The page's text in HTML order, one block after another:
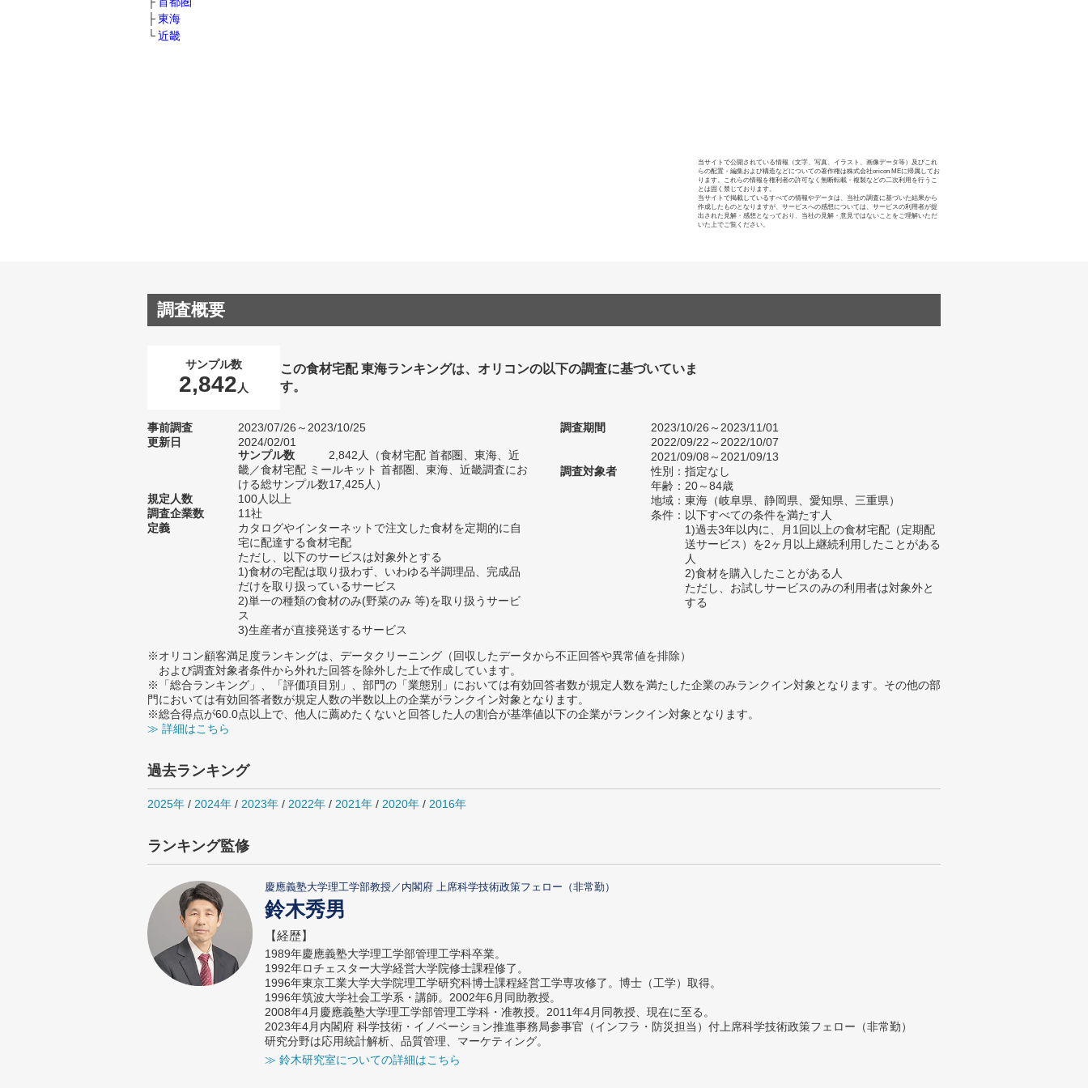
東海
近畿
当サイトで公開されている情報（文字、写真、イラスト、画像データ等）及びこれ
らの配置・編集および構造などについての著作権は株式会社oricon MEに帰属してお
ります。これらの情報を権利者の許可なく無断転載・複製などの二次利用を行うこ
とは固く禁じております。
当サイトで掲載しているすべての情報やデータは、当社の調査に基づいた結果から
作成したものとなりますが、サービスへの感想については、サービスの利用者が提
出された見解・感想となっており、当社の見解・意見ではないことをご理解いただ
いた上でご覧ください。
調査概要
サンプル数
2,842 人
この食材宅配 東海ランキングは、オリコンの以下の調査に基づいていま
す。
事前調査
2023/07/26～2023/10/25
更新日
2024/02/01
サンプル数
2,842人（食材宅配 首都圏、東海、近
畿／食材宅配 ミールキット 首都圏、東海、近畿調査にお
ける総サンプル数17,425人）
規定人数
100人以上
調査企業数
11社
定義
カタログやインターネットで注文した食材を定期的に自
宅に配達する食材宅配
ただし、以下のサービスは対象外とする
1)食材の宅配は取り扱わず、いわゆる半調理品、完成品
だけを取り扱っているサービス
2)単一の種類の食材のみ(野菜のみ 等)を取り扱うサービ
ス
3)生産者が直接発送するサービス
調査期間
2023/10/26～2023/11/01
2022/09/22～2022/10/07
2021/09/08～2021/09/13
調査対象者
性別：指定なし
年齢：20～84歳
地域：東海（岐阜県、静岡県、愛知県、三重県）
条件：以下すべての条件を満たす人
1)過去3年以内に、月1回以上の食材宅配（定期配
送サービス）を2ヶ月以上継続利用したことがある
人
2)食材を購入したことがある人
ただし、お試しサービスのみの利用者は対象外と
する
※オリコン顧客満足度ランキングは、データクリーニング（回収したデータから不正回答や異常値を排除）
および調査対象者条件から外れた回答を除外した上で作成しています。
※「総合ランキング」、「評価項目別」、部門の「業態別」においては有効回答者数が規定人数を満たした企業のみランクイン対象となります。その他の部
門においては有効回答者数が規定人数の半数以上の企業がランクイン対象となります。
※総合得点が60.0点以上で、他人に薦めたくないと回答した人の割合が基準値以下の企業がランクイン対象となります。
≫ 詳細はこちら
過去ランキング
2025年 / 2024年 / 2023年 / 2022年 / 2021年 / 2020年 / 2016年
ランキング監修
慶應義塾大学理工学部教授／内閣府 上席科学技術政策フェロー（非常勤）
鈴木秀男
【経歴】
1989年慶應義塾大学理工学部管理工学科卒業。
1992年ロチェスター大学経営大学院修士課程修了。
1996年東京工業大学大学院理工学研究科博士課程経営工学専攻修了。博士（工学）取得。
1996年筑波大学社会工学系・講師。2002年6月同助教授。
2008年4月慶應義塾大学理工学部管理工学科・准教授。2011年4月同教授、現在に至る。
2023年4月内閣府 科学技術・イノベーション推進事務局参事官（インフラ・防災担当）付上席科学技術政策フェロー（非常勤）
研究分野は応用統計解析、品質管理、マーケティング。
≫ 鈴木研究室についての詳細はこちら